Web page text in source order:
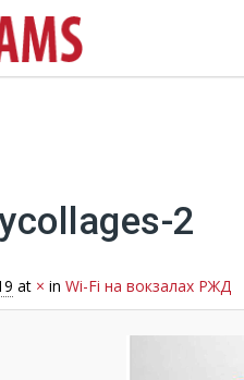
2
at × in Wi-Fi на вокзалах РЖД